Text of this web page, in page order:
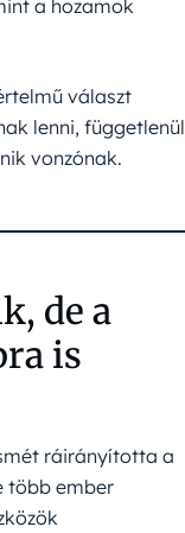
a hozamok
választ
lenni, függetlenül
vonzónak.
de a
is
ráirányította a
több ember